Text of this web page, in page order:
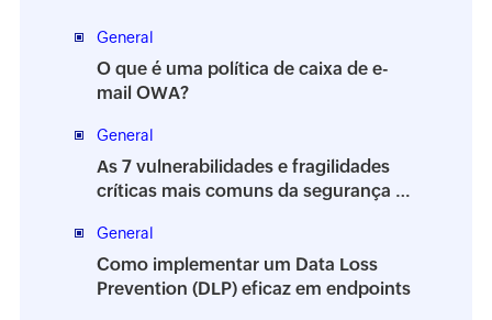
General
O que é uma política de caixa de e-
mail OWA?
General
As 7 vulnerabilidades e fragilidades
críticas mais comuns da segurança da
General
Como implementar um Data Loss
Prevention (DLP) eficaz em endpoints